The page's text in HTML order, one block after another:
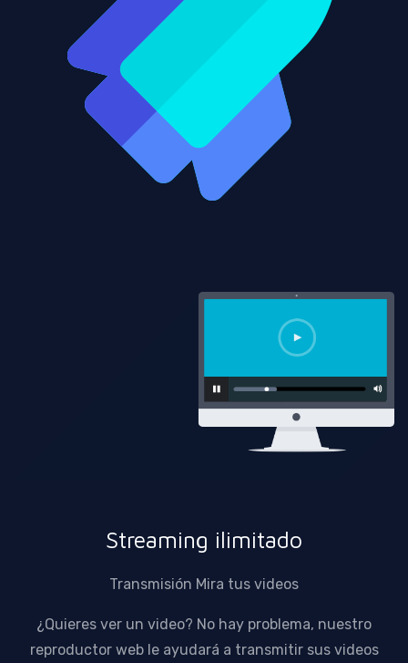
Streaming ilimitado
Transmisión Mira tus videos
¿Quieres ver un video? No hay problema, nuestro
reproductor web le ayudará a transmitir sus videos